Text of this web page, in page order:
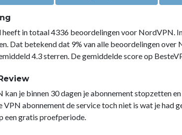
heeft in totaal 4336 beoordelingen voor NordVPN.
Dat betekend dat 9% van alle beoordelingen over
4.3 sterren. De gemiddelde score op
kan je binnen 30 dagen je abonnement stopzetten
VPN abonnement de service toch niet is wat je had
een gratis proefperiode.